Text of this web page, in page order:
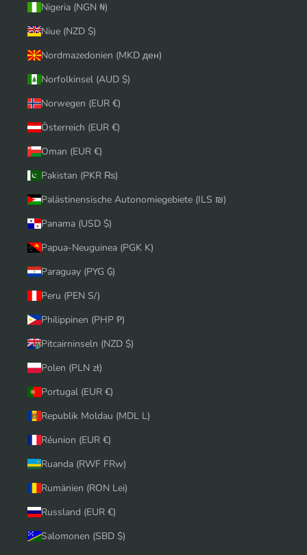
Nigeria (NGN ₦)
Niue (NZD $)
Nordmazedonien (MKD ден)
Norfolkinsel (AUD $)
Norwegen (EUR €)
Österreich (EUR €)
Oman (EUR €)
Pakistan (PKR ₨)
Palästinensische Autonomiegebiete (ILS ₪)
Panama (USD $)
Papua-Neuguinea (PGK K)
Paraguay (PYG ₲)
Peru (PEN S/)
Philippinen (PHP ₱)
Pitcairninseln (NZD $)
Polen (PLN zł)
Portugal (EUR €)
Republik Moldau (MDL L)
Réunion (EUR €)
Ruanda (RWF FRw)
Rumänien (RON Lei)
Russland (EUR €)
Salomonen (SBD $)